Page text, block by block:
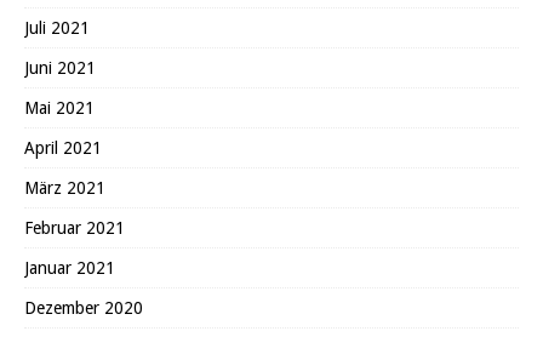
Juli 2021
Juni 2021
Mai 2021
April 2021
März 2021
Februar 2021
Januar 2021
Dezember 2020